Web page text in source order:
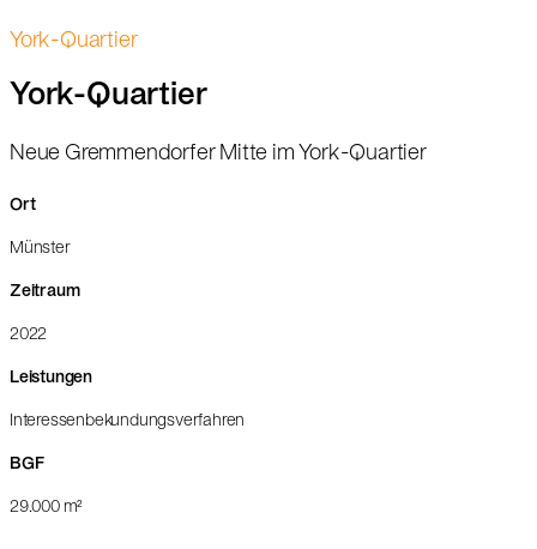
York-Quartier
York-Quartier
Neue Gremmendorfer Mitte im York-Quartier
Ort
Münster
Zeitraum
2022
Leistungen
Interessenbekundungsverfahren
BGF
29.000 m²